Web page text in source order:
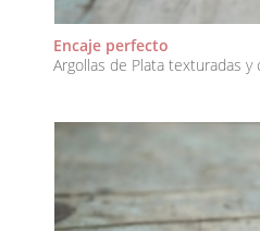
Encaje perfecto
Argollas de Plata texturadas y